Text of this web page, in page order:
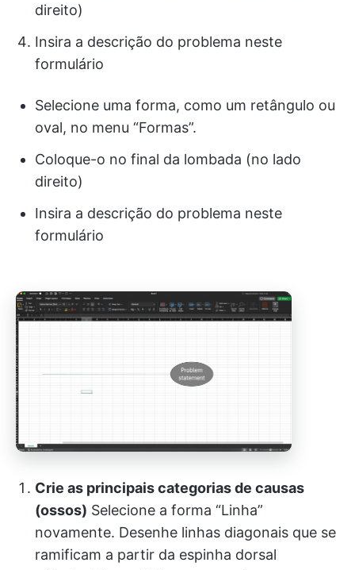
direito)
Insira a descrição do problema neste
formulário
Selecione uma forma, como um retângulo ou
oval, no menu “Formas”.
Coloque-o no final da lombada (no lado
direito)
Insira a descrição do problema neste
formulário
Crie as principais categorias de causas
(ossos) Selecione a forma “Linha”
novamente. Desenhe linhas diagonais que se
ramificam a partir da espinha dorsal